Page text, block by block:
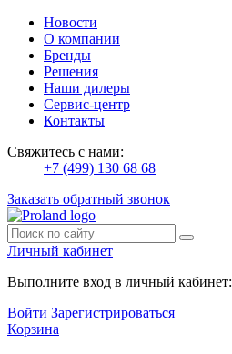
Новости
О компании
Бренды
Решения
Наши дилеры
Сервис-центр
Контакты
Свяжитесь с нами:
+7 (499) 130 68 68
Заказать обратный звонок
Личный кабинет
Выполните вход в личный кабинет:
Войти Зарегистрироваться
Корзина